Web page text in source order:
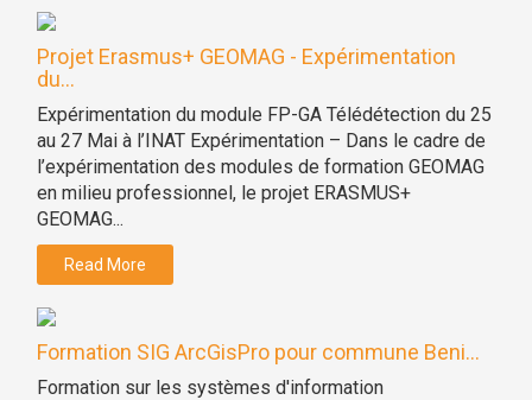
Projet Erasmus+ GEOMAG - Expérimentation
du...
Expérimentation du module FP-GA Télédétection du 25
au 27 Mai à l’INAT Expérimentation – Dans le cadre de
l’expérimentation des modules de formation GEOMAG
en milieu professionnel, le projet ERASMUS+
GEOMAG...
Read More
Formation SIG ArcGisPro pour commune Beni...
Formation sur les systèmes d'information